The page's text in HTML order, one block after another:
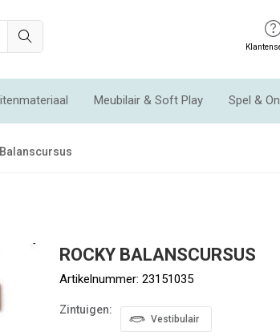
Meubilair & Soft Play Spel &
Voordeelsets
ROCKY BALANSCURSUS
Artikelnummer: 23151035
Zintuigen:
Vestibulair